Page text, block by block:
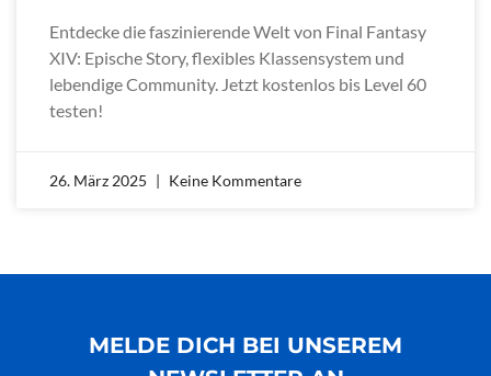
Entdecke die faszinierende Welt von Final Fantasy
XIV: Epische Story, flexibles Klassensystem und
lebendige Community. Jetzt kostenlos bis Level 60
testen!
26. März 2025 Keine Kommentare
MELDE DICH BEI UNSEREM